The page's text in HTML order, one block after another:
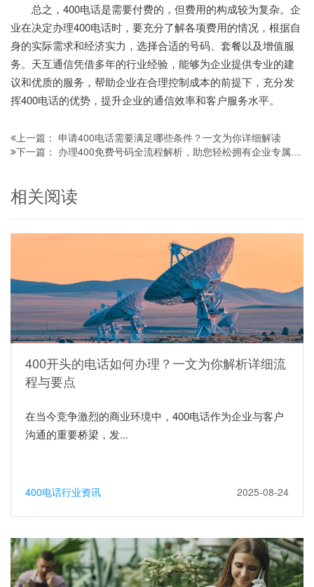
总之，400电话是需要付费的，但费用的构成较为复杂。企
业在决定办理400电话时，要充分了解各项费用的情况，根据自
身的实际需求和经济实力，选择合适的号码、套餐以及增值服
务。天互通信凭借多年的行业经验，能够为企业提供专业的建
议和优质的服务，帮助企业在合理控制成本的前提下，充分发
挥400电话的优势，提升企业的通信效率和客户服务水平。
上一篇： 申请400电话需要满足哪些条件？一文为你详细解读
下一篇： 办理400免费号码全流程解析，助您轻松拥有企业专属通信号码
相关阅读
400开头的电话如何办理？一文为你解析详细流
程与要点
在当今竞争激烈的商业环境中，400电话作为企业与客户
沟通的重要桥梁，发...
400电话行业资讯 2025-08-24